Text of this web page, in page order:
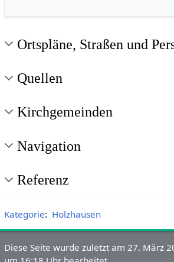
Ortspläne, Straßen und
Quellen
Kirchgemeinden
Navigation
Referenz
Kategorie: Holzhausen
Diese Seite wurde zuletzt am 27. März